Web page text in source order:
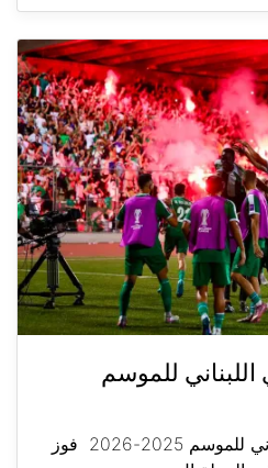
اللبناني للموسم
الأنصار بطلًا للدوري اللبناني للموسم 2025-2026 فوز